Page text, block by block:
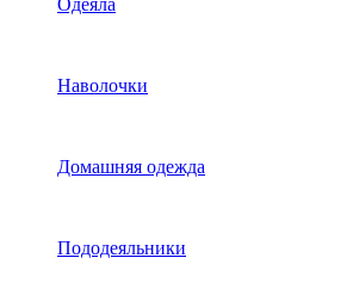
Одеяла
Наволочки
Домашняя одежда
Пододеяльники